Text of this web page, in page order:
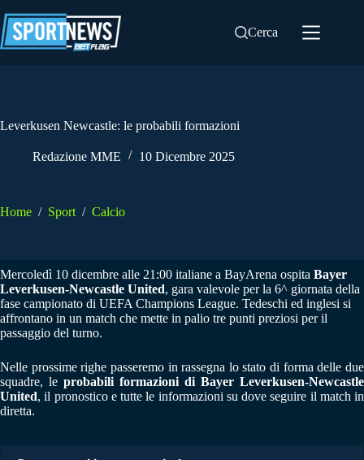
al
contenuto
Cerca
Leverkusen Newcastle: le probabili formazioni
Redazione MME 10 Dicembre 2025
Home / Sport / Calcio
Mercoledì 10 dicembre alle 21:00 italiane a BayArena ospita Bayer
Leverkusen-Newcastle United, gara valevole per la 6^ giornata della
fase campionato di UEFA Champions League. Tedeschi ed inglesi si
affrontano in un match che mette in palio tre punti preziosi per il
passaggio del turno.
Nelle prossime righe passeremo in rassegna lo stato di forma delle due
squadre, le probabili formazioni di Bayer Leverkusen-Newcastle
United, il pronostico e tutte le informazioni su dove seguire il match in
diretta.